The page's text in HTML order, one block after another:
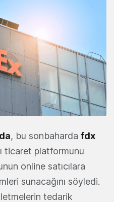
, bu sonbaharda fdx
ticaret platformunu
online satıcılara
sunacağını söyledi.
tedarik